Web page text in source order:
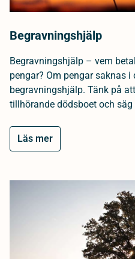
Begravningshjälp
Begravningshjälp – vem
pengar? Om pengar saknas
begravningshjälp. Tänk på
tillhörande dödsboet och
Läs mer